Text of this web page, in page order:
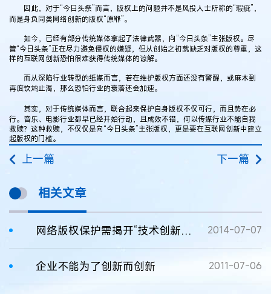
因此，对于“今日头条”而言，版权上的问题并不是风投人士所称的“瑕疵”，
而是身负同类网络创新的版权“原罪”。
如今，已经有部分传统媒体拿起了法律武器，向“今日头条”主张版权。尽
管“今日头条”正在尽力避免侵权的嫌疑，但从创始之初就缺乏对版权的尊重，这
样的互联网创新恐怕很难获得传统媒体的谅解。
而从深陷行业转型的纸媒而言，若在维护版权方面还没有警醒，或麻木到
再度饮鸩止渴，那么恐怕行业的衰落还会加速。
其实，对于传统媒体而言，联合起来保护自身版权不仅可行，而且势在必
行。音乐、电影行业都早已经开始行动，且成效不错，何以传媒行业不能自我
救赎？这种救赎，不仅仅是向“今日头条”主张版权，更是要在互联网创新中建立
起版权的门槛。
上一篇 下一篇
相关文章
网络版权保护需揭开“技术创新”面纱 2014-07-07
企业不能为了创新而创新 2011-07-06